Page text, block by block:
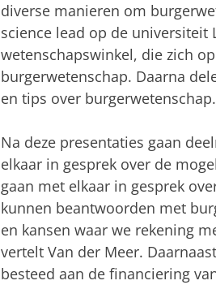
diverse manieren om
science lead op de universiteit
wetenschapswinkel, die zich
burgerwetenschap. Daarna
en tips over burgerwetenschap.
Na deze presentaties gaan
elkaar in gesprek over de
gaan met elkaar in gesprek
kunnen beantwoorden met
en kansen waar we rekening
vertelt Van der Meer.
besteed aan de financiering